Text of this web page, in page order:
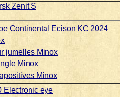
Zenit S
Continental Edison KC 2024
jumelles Minox
Minox
Minox
Electronic eye